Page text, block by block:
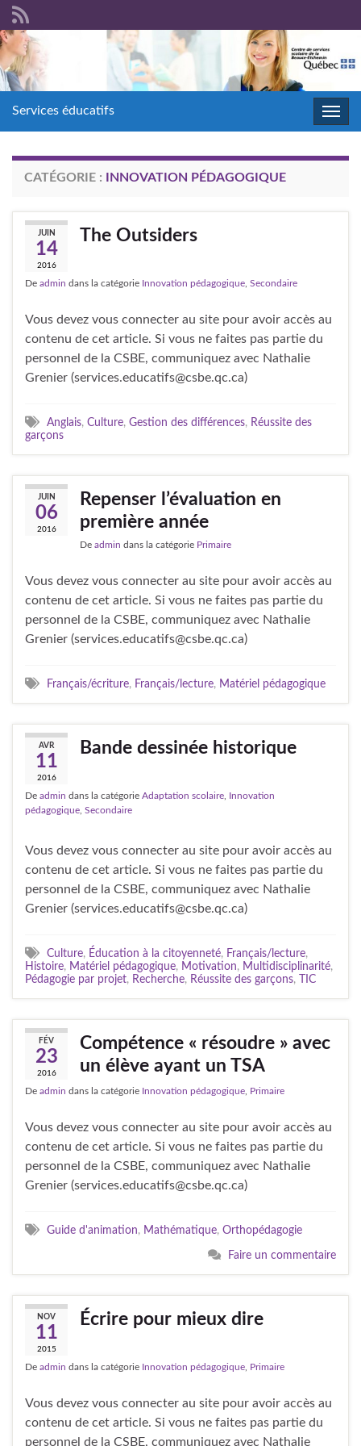
Services éducatifs
CATÉGORIE : INNOVATION PÉDAGOGIQUE
JUIN
14
2016
The Outsiders
De admin dans la catégorie Innovation pédagogique Secondaire
Vous devez vous connecter au site pour avoir accès au
contenu de cet article. Si vous ne faites pas partie du
personnel de la CSBE, communiquez avec Nathalie
Grenier (services.educatifs@csbe.qc.ca)
Anglais, Culture, Gestion des différences, Réussite des
garçons
JUIN
06
2016
Repenser l’évaluation en
première année
De admin dans la catégorie Primaire
Vous devez vous connecter au site pour avoir accès au
contenu de cet article. Si vous ne faites pas partie du
personnel de la CSBE, communiquez avec Nathalie
Grenier (services.educatifs@csbe.qc.ca)
Français/écriture, Français/lecture, Matériel pédagogique
AVR
11
2016
Bande dessinée historique
De admin dans la catégorie Adaptation scolaire Innovation
pédagogique Secondaire
Vous devez vous connecter au site pour avoir accès au
contenu de cet article. Si vous ne faites pas partie du
personnel de la CSBE, communiquez avec Nathalie
Grenier (services.educatifs@csbe.qc.ca)
Culture, Éducation à la citoyenneté, Français/lecture,
Histoire, Matériel pédagogique, Motivation, Multidisciplinarité,
Pédagogie par projet, Recherche, Réussite des garçons, TIC
FÉV
23
2016
Compétence « résoudre » avec
un élève ayant un TSA
De admin dans la catégorie Innovation pédagogique Primaire
Vous devez vous connecter au site pour avoir accès au
contenu de cet article. Si vous ne faites pas partie du
personnel de la CSBE, communiquez avec Nathalie
Grenier (services.educatifs@csbe.qc.ca)
Guide d'animation, Mathématique, Orthopédagogie
Faire un commentaire
NOV
11
2015
Écrire pour mieux dire
De admin dans la catégorie Innovation pédagogique Primaire
Vous devez vous connecter au site pour avoir accès au
contenu de cet article. Si vous ne faites pas partie du
personnel de la CSBE, communiquez avec Nathalie